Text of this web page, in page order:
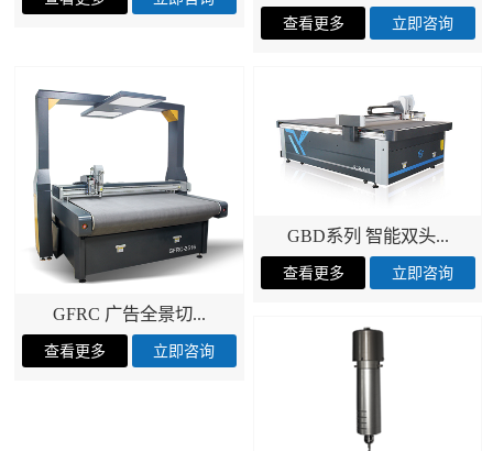
GFRC 广告全景切...
GBD系列 智能双头...